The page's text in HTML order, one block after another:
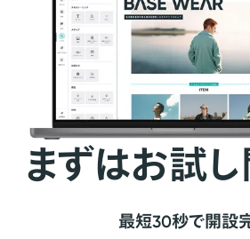
まずはお試
最短30秒で開設